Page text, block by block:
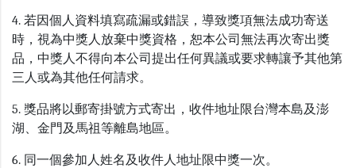
4. 若因個人資料填寫疏漏或錯誤，導致獎項無法成功寄送
時，視為中獎人放棄中獎資格，恕本公司無法再次寄出獎
品，中獎人不得向本公司提出任何異議或要求轉讓予其他第
三人或為其他任何請求。
5. 獎品將以郵寄掛號方式寄出，收件地址限台灣本島及澎
湖、金門及馬祖等離島地區。
6. 同一個參加人姓名及收件人地址限中獎一次。